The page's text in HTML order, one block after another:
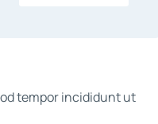
tempor incididunt ut